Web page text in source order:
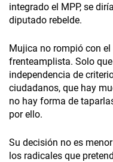
integrado el MPP, se
diputado rebelde.
Mujica no rompió con el
frenteamplista. Solo
independencia de
ciudadanos, que hay
no hay forma de
por ello.
Su decisión no es
los radicales que